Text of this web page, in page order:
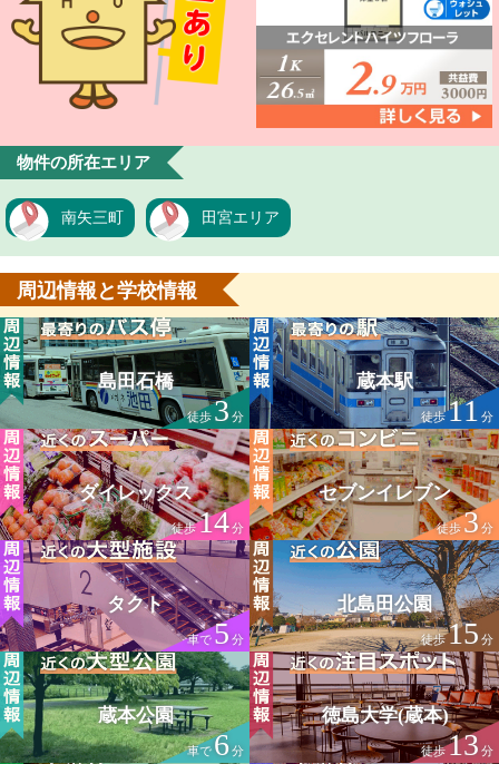
物件の所在エリア
南矢三町 田宮エリア
周辺情報と学校情報
島田石橋
徒歩3分
蔵本駅
徒歩11 分
ダイレックス
徒歩14分
セブンイレブン
徒歩3分
タクト
車で5分
北島田公園
徒歩15 分
蔵本公園
車で6分
徳島大学(蔵本)
徒歩13分